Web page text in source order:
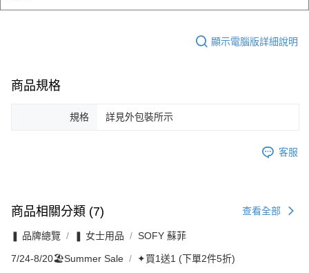
顯示電腦版詳細說明
商品規格
規格 詳見外包裝所示
客服
商品相關分類 (7) 查看全部
❚ 品牌總覽 ❚ 女士用品 SOFY 蘇菲
7/24-8/20🏖️Summer Sale ✦買1送1 (下單2件5折)